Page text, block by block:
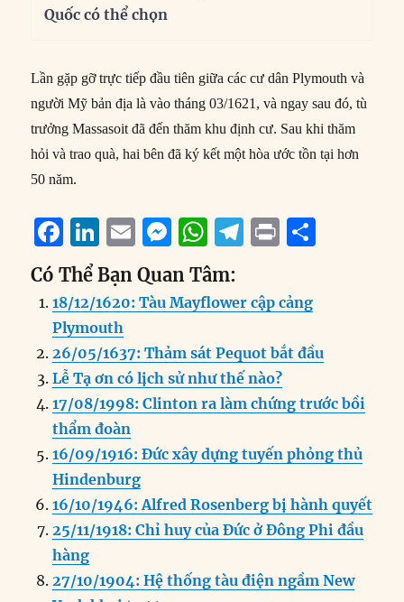
Quốc có thể chọn
Lần gặp gỡ trực tiếp đầu tiên giữa các cư dân Plymouth và
người Mỹ bản địa là vào tháng 03/1621, và ngay sau đó, tù
trưởng Massasoit đã đến thăm khu định cư. Sau khi thăm
hỏi và trao quà, hai bên đã ký kết một hòa ước tồn tại hơn
50 năm.
F
a
c
e
b
o
o
k
Li
n
k
e
d
I
n
E
m
ai
l
M
e
ss
e
n
g
er
W
h
at
s
A
p
p
T
e
g
r
a
m
P
n
t
Có Thể Bạn Quan Tâm:
18/12/1620: Tàu Mayflower cập cảng
Plymouth
26/05/1637: Thảm sát Pequot bắt đầu
Lễ Tạ ơn có lịch sử như thế nào?
17/08/1998: Clinton ra làm chứng trước bồi
thẩm đoàn
16/09/1916: Đức xây dựng tuyến phỏng thủ
Hindenburg
16/10/1946: Alfred Rosenberg bị hành quyết
25/11/1918: Chỉ huy của Đức ở Đông Phi đầu
hàng
27/10/1904: Hệ thống tàu điện ngầm New